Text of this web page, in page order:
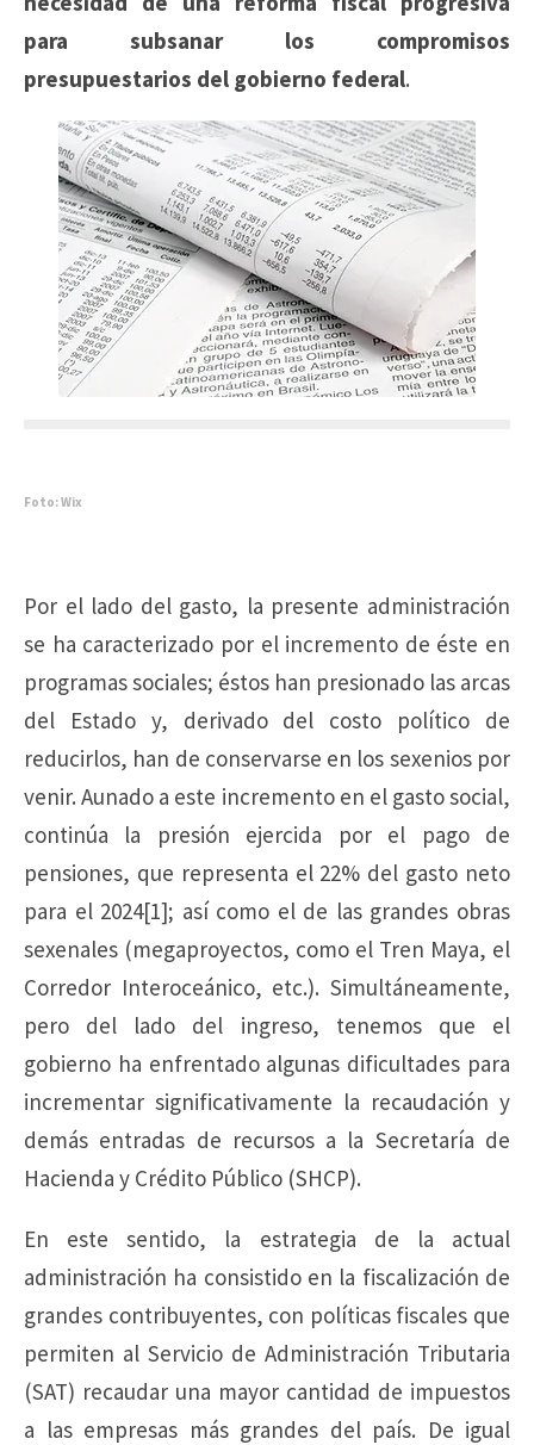
para subsanar los compromisos
presupuestarios del gobierno federal.
Foto: Wix
Por el lado del gasto, la presente administración
se ha caracterizado por el incremento de éste en
programas sociales; éstos han presionado las arcas
del Estado y, derivado del costo político de
reducirlos, han de conservarse en los sexenios por
venir. Aunado a este incremento en el gasto social,
continúa la presión ejercida por el pago de
pensiones, que representa el 22% del gasto neto
para el 2024[1]; así como el de las grandes obras
sexenales (megaproyectos, como el Tren Maya, el
Corredor Interoceánico, etc.). Simultáneamente,
pero del lado del ingreso, tenemos que el
gobierno ha enfrentado algunas dificultades para
incrementar significativamente la recaudación y
demás entradas de recursos a la Secretaría de
Hacienda y Crédito Público (SHCP).
En este sentido, la estrategia de la actual
administración ha consistido en la fiscalización de
grandes contribuyentes, con políticas fiscales que
permiten al Servicio de Administración Tributaria
(SAT) recaudar una mayor cantidad de impuestos
a las empresas más grandes del país. De igual